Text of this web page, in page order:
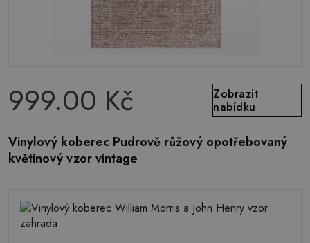
999.00 Kč
Zobrazit
nabídku
Vinylový koberec Pudrově růžový opotřebovaný
květinový vzor vintage